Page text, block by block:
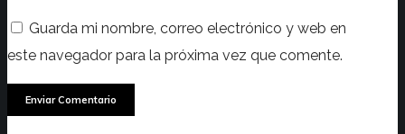
Guarda mi nombre, correo electrónico y web en
este navegador para la próxima vez que comente.